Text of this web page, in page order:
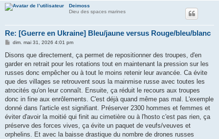
Deimoss
Dieu des spaces marines
Re: [Guerre en Ukraine] Bleu/jaune versus Rouge/bleu/blanc
M
s
a
g
dim. mai 31, 2026 4:01 pm
Disons que directement, ça permet de repositionner des troupes, d'en
garder en retrait pour les rotations tout en maintenant la pression sur les
russes donc empêcher ou à tout le moins retenir leur avancée. Ca évite
que des villages se retrouvent sous la mainmise russe avec toutes les
atrocités qu'on leur connaît. Ensuite, ça réduit le recours aux troupes
donc in fine aux enrôlements. C'est déjà quand même pas mal. L'exemple
donné dans l'article est signifiant. Préserver 2300 hommes et femmes et
éviter d'avoir la moitié qui finit au cimetière ou à l'hosto c'est pas rien, ça
préserve des forces vives, ça évite un paquet de veufs/veuves et
orphelins. Et avec la baisse drastique du nombre de drones russes